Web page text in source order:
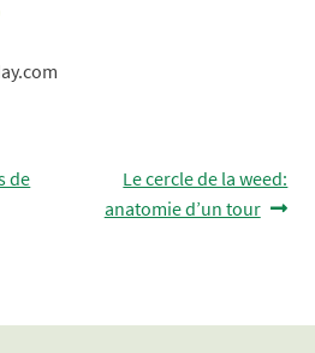
de
Article
suivant :
Le cercle de la weed:
anatomie d’un tour